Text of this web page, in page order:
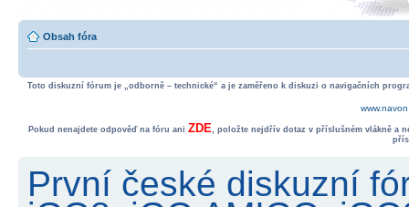
Obsah fóra
Toto diskuzní fórum je „odborně – technické“ a je zaměřeno k diskuzi o navigačních
Pokud nenajdete odpověď na fóru ani ZDE, položte nejdřív dotaz v příslušném vlákně a
První české diskuzní